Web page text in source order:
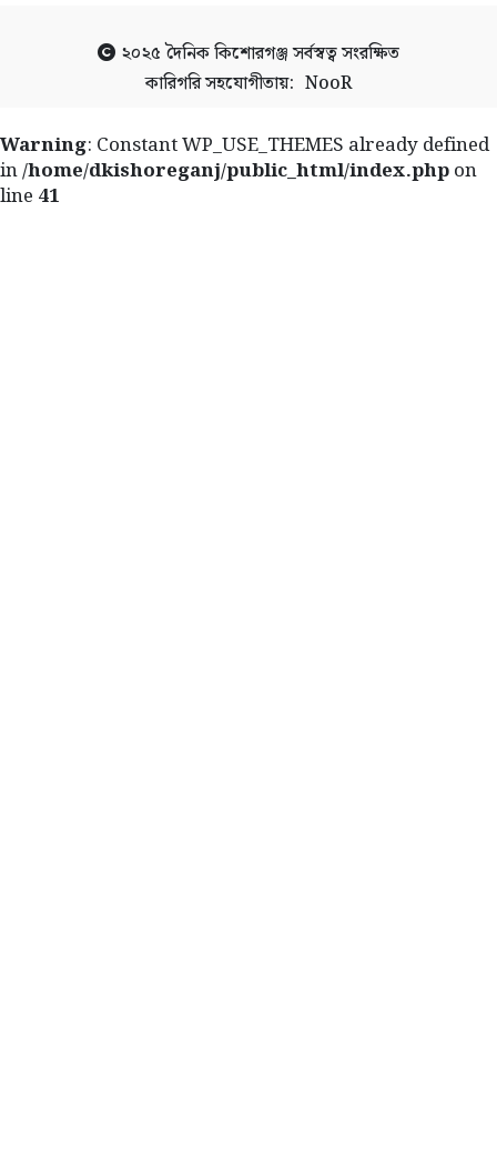
২০২৫দৈনিক কিশোরগঞ্জসর্বস্বত্ব সংরক্ষিত
কারিগরি সহযোগীতায়: NooR
Warning: Constant WP_USE_THEMES already defined
in/home/dkishoreganj/public_html/index.phpon
line 41